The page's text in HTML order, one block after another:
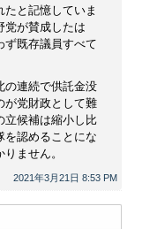
2021年3月21日 8:53 PM
と記憶していま
党が賛成したは
ず既存議員すべて
の連続で供託金没
が党財政として難
立候補は縮小し比
を認めることにな
ません。